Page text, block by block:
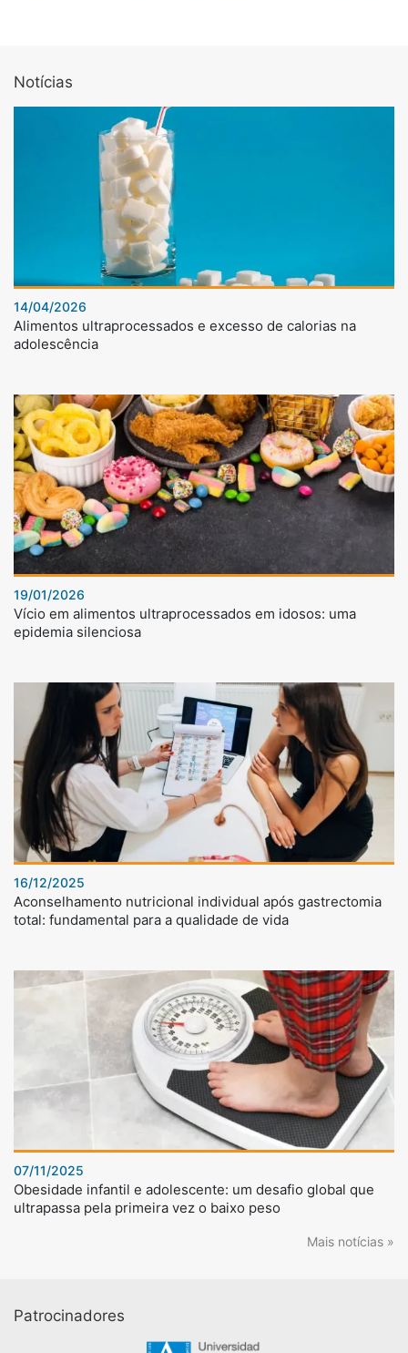
Notícias
14/04/2026
Alimentos ultraprocessados e excesso de calorias na
adolescência
19/01/2026
Vício em alimentos ultraprocessados em idosos: uma
epidemia silenciosa
16/12/2025
Aconselhamento nutricional individual após gastrectomia
total: fundamental para a qualidade de vida
07/11/2025
Obesidade infantil e adolescente: um desafio global que
ultrapassa pela primeira vez o baixo peso
Mais notícias »
Patrocinadores